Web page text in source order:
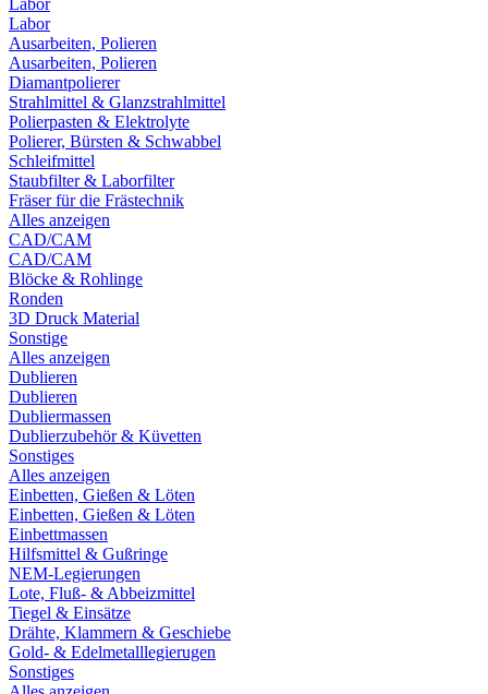
Labor
Labor
Ausarbeiten, Polieren
Ausarbeiten, Polieren
Diamantpolierer
Strahlmittel & Glanzstrahlmittel
Polierpasten & Elektrolyte
Polierer, Bürsten & Schwabbel
Schleifmittel
Staubfilter & Laborfilter
Fräser für die Frästechnik
Alles anzeigen
CAD/CAM
CAD/CAM
Blöcke & Rohlinge
Ronden
3D Druck Material
Sonstige
Alles anzeigen
Dublieren
Dublieren
Dubliermassen
Dublierzubehör & Küvetten
Sonstiges
Alles anzeigen
Einbetten, Gießen & Löten
Einbetten, Gießen & Löten
Einbettmassen
Hilfsmittel & Gußringe
NEM-Legierungen
Lote, Fluß- & Abbeizmittel
Tiegel & Einsätze
Drähte, Klammern & Geschiebe
Gold- & Edelmetalllegierugen
Sonstiges